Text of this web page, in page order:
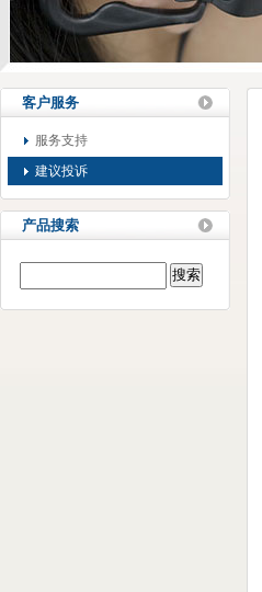
客户服务
服务支持
建议投诉
产品搜索